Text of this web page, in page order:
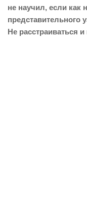
не научил, если как
представительного
Не расстраиваться